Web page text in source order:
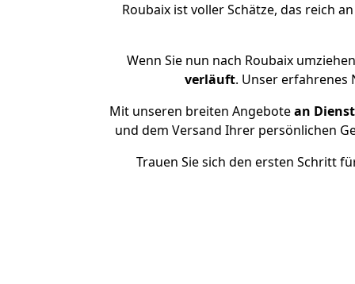
Roubaix ist voller Schätze, das reich
Wenn Sie nun nach Roubaix
verläuft. Unser erfahrenes
Mit unseren breiten Angebotean
und dem Versand Ihrer persönlichen
Trauen Sie sich den ersten Schritt